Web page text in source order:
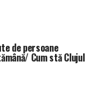
de persoane
Cum stă Clujul